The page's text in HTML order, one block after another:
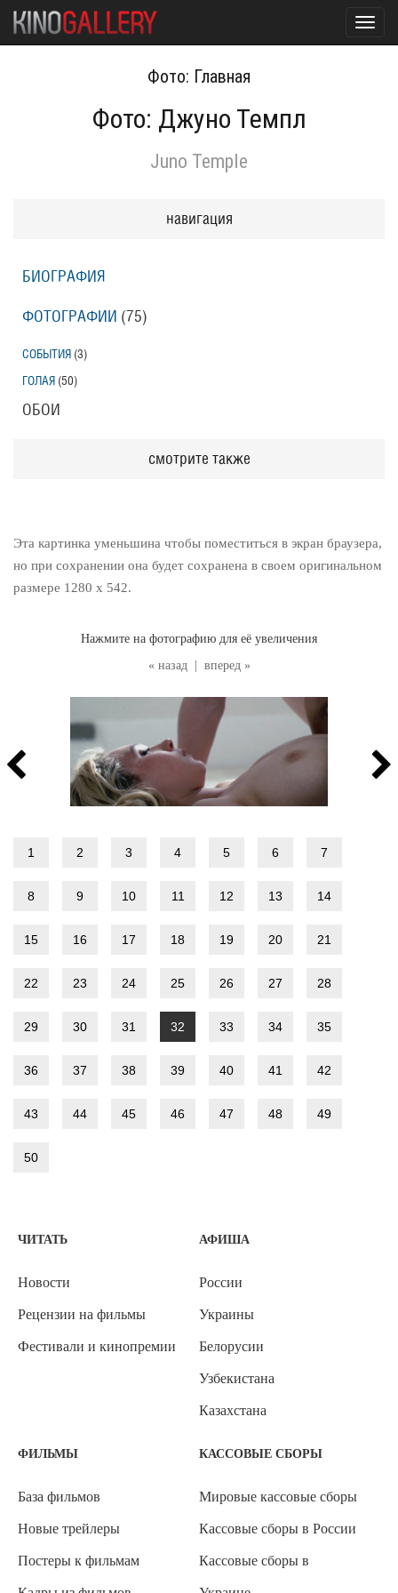
Фото: Главная
Фото: Джуно Темпл
Juno Temple
« назад вперед »
Нажмите на фотографию для её увеличения
Эта картинка уменьшина чтобы поместиться в экран браузера,
но при сохранении она будет сохранена в своем оригинальном
размере 1280 x 542.
1 2 3 4 5 6 7
8 9 10 11 12 13 14
15 16 17 18 19 20 21
22 23 24 25 26 27 28
29 30 31 32 33 34 35
36 37 38 39 40 41 42
43 44 45 46 47 48 49
50
навигация
БИОГРАФИЯ
ФОТОГРАФИИ (75)
СОБЫТИЯ (3)
ГОЛАЯ (50)
ОБОИ
смотрите также
ЧИТАТЬ
Новости
Рецензии на фильмы
Фестивали и кинопремии
АФИША
России
Украины
Белорусии
Узбекистана
Казахстана
ФИЛЬМЫ
База фильмов
Новые трейлеры
Постеры к фильмам
КАССОВЫЕ СБОРЫ
Мировые кассовые сборы
Кассовые сборы в России
Кассовые сборы в